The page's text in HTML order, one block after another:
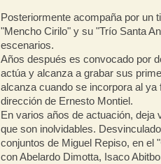
Posteriormente acompaña por un
"Mencho Cirilo" y su "Trío Santa
escenarios.
Años después es convocado por
actúa y alcanza a grabar sus
alcanza cuando se incorpora al
dirección de Ernesto Montiel.
En varios años de actuación,
que son inolvidables.
conjuntos de Miguel Repiso, en el
con Abelardo Dimotta, Isaco